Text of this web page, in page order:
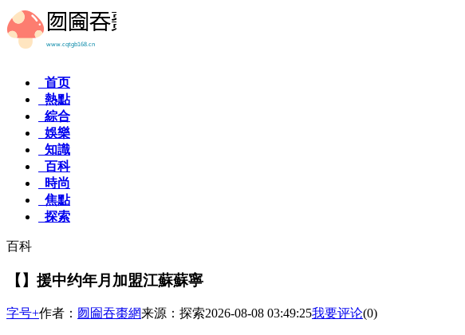
首页
熱點
綜合
娛樂
知識
百科
時尚
焦點
探索
百科
【】援中约年月加盟江蘇蘇寧
字号+作者： 囫圇吞棗網来源：探索2026-08-08 03:49:25我要评论(0)